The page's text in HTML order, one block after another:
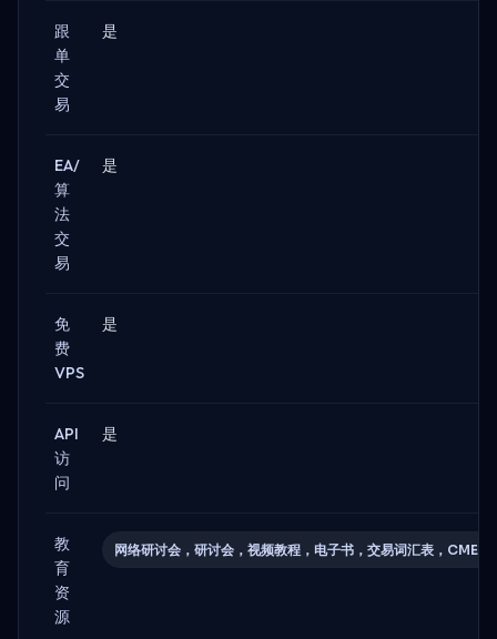
跟
单
交
易
是
EA/
算
法
交
易
是
免
费
VPS
是
API
访
问
是
教
育
资
源
网络研讨会，研讨会，视频教程，电子书，交易词汇表，